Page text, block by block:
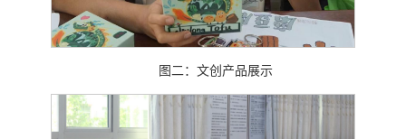
图二：文创产品展示